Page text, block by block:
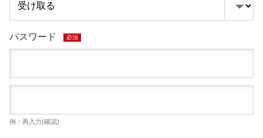
パスワード 必須
例：再入力(確認)